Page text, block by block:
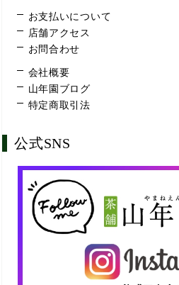
お支払いについて
店舗アクセス
お問合わせ
会社概要
山年園ブログ
特定商取引法
公式SNS